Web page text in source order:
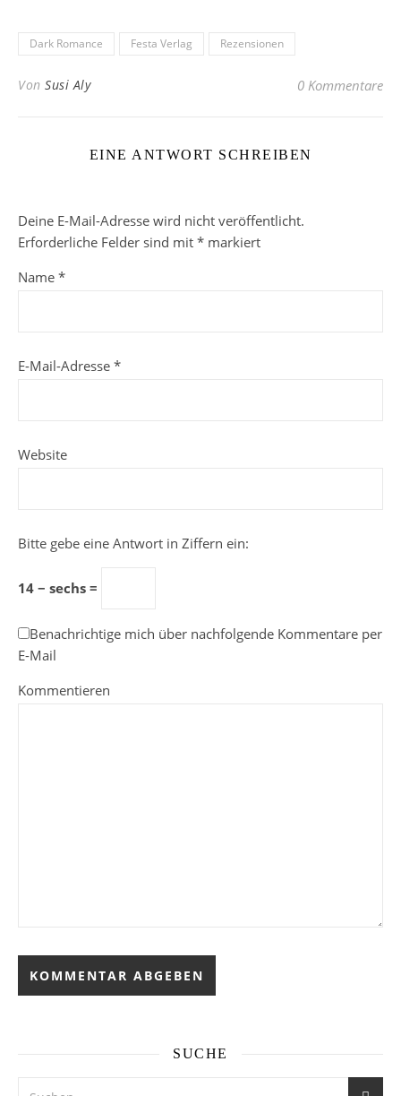
Dark Romance Festa Verlag Rezensionen
Von Susi Aly 0 Kommentare
EINE ANTWORT SCHREIBEN
Deine E-Mail-Adresse wird nicht veröffentlicht.
Erforderliche Felder sind mit * markiert
Name *
E-Mail-Adresse *
Website
Bitte gebe eine Antwort in Ziffern ein:
14 − sechs =
Benachrichtige mich über nachfolgende Kommentare per
E-Mail
Kommentieren
SUCHE